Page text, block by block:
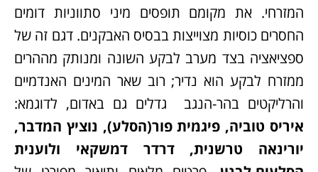
המזרחי. את מקומם תופסים מיני סתווניות דומים
החסרים כוסיות מצוייצות בבסיס האבקנים. דגם זה של
ספציאציה בצד מערב לבקע השונה ומנותק מההרים
ממזרח לבקע הוא נדיר; רוב שאר המינים האנדמיים
והרליקטים בהר-הנגב גדלים גם באדום, לדוגמא:
איריס טוביה, פיגמית פור(הסלע), נוציץ המדבר,
יורינאה טרשנית, דרדר דמשקאי ולוענית